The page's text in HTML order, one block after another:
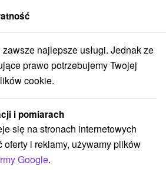
i chodniki Oravské Beskydy
i chodniki
Muzea i galerie
najlepsze usługi. Jednak ze
prawo potrzebujemy Twojej
cookie.
i pomiarach
się na stronach internetowych
oferty i reklamy, używamy plików
Google.